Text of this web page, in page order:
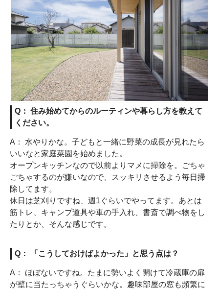
Q： 住み始めてからのルーティンや暮らし方を教えて
ください。
A： 水やりかな。子どもと一緒に野菜の成長が見れたら
いいなと家庭菜園を始めました。
オープンキッチンなので以前よりマメに掃除を。ごちゃ
ごちゃするのが嫌いなので、スッキリさせるよう毎日掃
除してます。
休日は芝刈りですね、週1ぐらいでやってます。あとは
筋トレ、キャンプ道具や車の手入れ、書斎で調べ物をし
たりとか、そんな感じです。
Q： 「こうしておけばよかった」と思う点は？
A： ほぼないですね。たまに勢いよく開けて冷蔵庫の扉
が壁に当たっちゃうぐらいかな。趣味部屋の窓も頻繁に